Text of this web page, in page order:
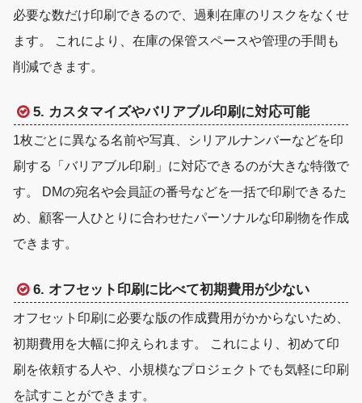
必要な数だけ印刷できるので、過剰在庫のリスクをなくせ
ます。 これにより、在庫の保管スペースや管理の手間も
削減できます。
5. カスタマイズやバリアブル印刷に対応可能
1枚ごとに異なる名前や写真、シリアルナンバーなどを印
刷する
「バリアブル印刷」 に対応できるのが大きな特徴で
す。 DMの宛名や会員証の番号などを一括で印刷できるた
め、顧客一人ひとりに合わせたパーソナルな印刷物を作成
できます。
6. オフセット印刷に比べて初期費用が少ない
オフセット印刷に必要な版の作成費用がかからないため、
初期費用を大幅に抑えられます。 これにより、初めて印
刷を依頼する人や、小規模なプロジェクトでも気軽に印刷
を試すことができます。